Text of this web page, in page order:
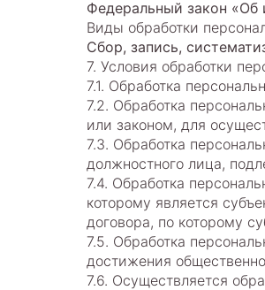
Федеральный закон
Виды обработки
Сбор, запись,
7. Условия обработки
7.1. Обработка
7.2. Обработка
или законом, для
7.3. Обработка
должностного лица,
7.4. Обработка
которому является
договора, по которому
7.5. Обработка
достижения
7.6. Осуществляется